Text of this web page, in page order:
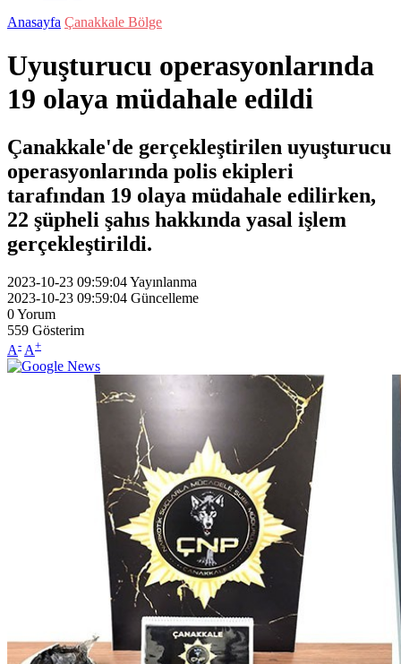
Anasayfa Çanakkale Bölge
Uyuşturucu operasyonlarında
19 olaya müdahale edildi
Çanakkale'de gerçekleştirilen uyuşturucu
operasyonlarında polis ekipleri
tarafından 19 olaya müdahale edilirken,
22 şüpheli şahıs hakkında yasal işlem
gerçekleştirildi.
2023-10-23 09:59:04Yayınlanma
2023-10-23 09:59:04 Güncelleme
0Yorum
559 Gösterim
A- A+